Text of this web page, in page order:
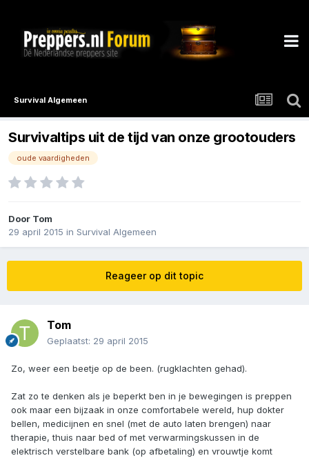
Survival Algemeen
Survivaltips uit de tijd van onze grootouders
oude vaardigheden
Door Tom
29 april 2015 in Survival Algemeen
Reageer op dit topic
Tom
Geplaatst: 29 april 2015
Zo, weer een beetje op de been. (rugklachten gehad).
Zat zo te denken als je beperkt ben in je bewegingen is preppen
ook maar een bijzaak in onze comfortabele wereld, hup dokter
bellen, medicijnen en snel (met de auto laten brengen) naar
therapie, thuis naar bed of met verwarmingskussen in de
elektrisch verstelbare bank (op afbetaling) en vrouwtje komt